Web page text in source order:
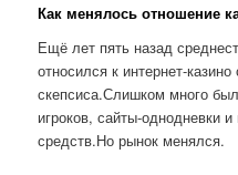
Как менялось отношение
Ещё лет пять назад
относился к интернет-
скепсиса.Слишком много
игроков, сайты-однодневки
средств.Но рынок менялся.